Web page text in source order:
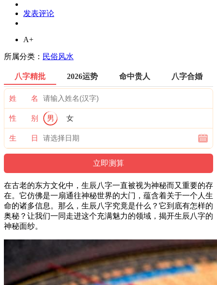
发表评论
A+
所属分类： 民俗风水
八字精批 2026运势 命中贵人 八字合婚
姓 名
性 别 男 女
生 日
在古老的东方文化中，生辰八字一直被视为神秘而又重要的存
在。它仿佛是一扇通往神秘世界的大门，蕴含着关于一个人生
命的诸多信息。那么，生辰八字究竟是什么？它到底有怎样的
奥秘？让我们一同走进这个充满魅力的领域，揭开生辰八字的
神秘面纱。